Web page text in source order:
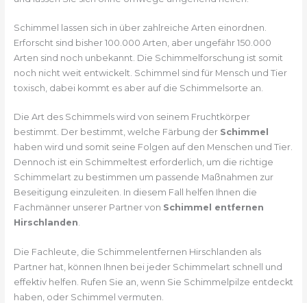
Schimmel lassen sich in über zahlreiche Arten einordnen.
Erforscht sind bisher 100.000 Arten, aber ungefähr 150.000
Arten sind noch unbekannt. Die Schimmelforschung ist somit
noch nicht weit entwickelt. Schimmel sind für Mensch und Tier
toxisch, dabei kommt es aber auf die Schimmelsorte an.
Die Art des Schimmels wird von seinem Fruchtkörper
bestimmt. Der bestimmt, welche Färbung der Schimmel
haben wird und somit seine Folgen auf den Menschen und Tier.
Dennoch ist ein Schimmeltest erforderlich, um die richtige
Schimmelart zu bestimmen um passende Maßnahmen zur
Beseitigung einzuleiten. In diesem Fall helfen Ihnen die
Fachmänner unserer Partner von Schimmel entfernen
Hirschlanden.
Die Fachleute, die Schimmelentfernen Hirschlanden als
Partner hat, können Ihnen bei jeder Schimmelart schnell und
effektiv helfen. Rufen Sie an, wenn Sie Schimmelpilze entdeckt
haben, oder Schimmel vermuten.